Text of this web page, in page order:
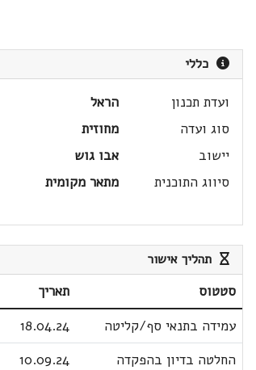
כללי
ועדת תכנון
הראל
סוג ועדה
מחוזית
יישוב
אבו גוש
סיווג התוכנית
מתאר מקומית
תהליך אישור
סטטוס תאריך
עמידה בתנאי סף/קליטה
18.04.24
החלטה בדיון בהפקדה
10.09.24